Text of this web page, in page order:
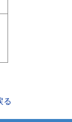
る